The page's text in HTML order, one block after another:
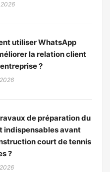
utiliser WhatsApp
la relation client
?
de préparation du
indispensables avant
court de tennis
?